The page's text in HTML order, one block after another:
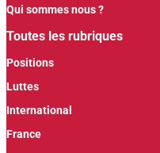
Qui sommes nous ?
Toutes les rubriques
Positions
Luttes
International
France